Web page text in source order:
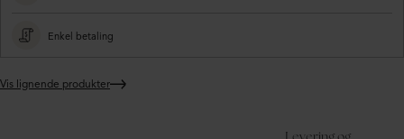
Enkel betaling
Vis lignende produkter